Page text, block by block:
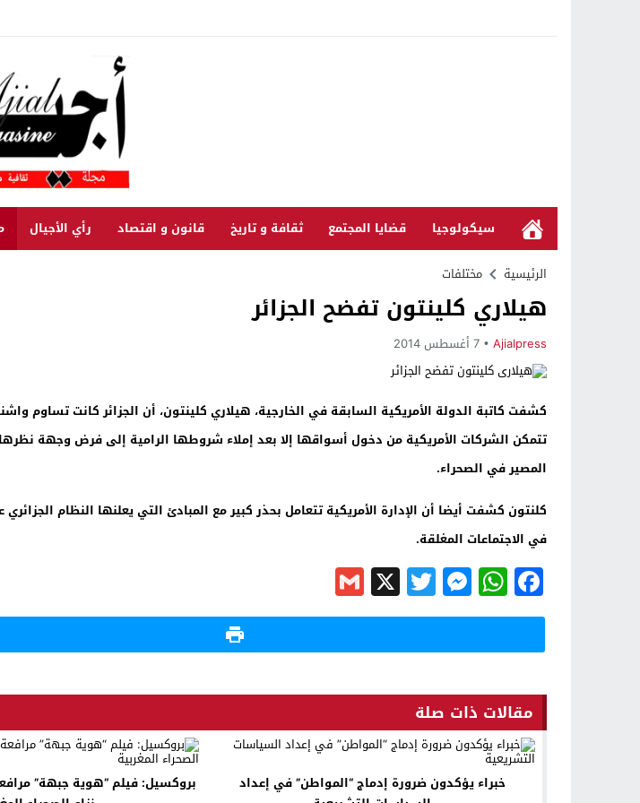
سيكولوجيا قضايا المجتمع ثقافة و تاريخ قانون و اقتصاد رأي الأجيال
الرئيسية مختلفات
هيلاري كلينتون تفضح الجزائر
Ajialpress 7 أغسطس 2014
كشفت كاتبة الدولة الأمريكية السابقة في الخارجية، هيلاري كلينتون، أن الجزائر كانت
تتمكن الشركات الأمريكية من دخول أسواقها إلا بعد إملاء شروطها الرامية إلى فرض وجهة
المصير في الصحراء.
كلنتون كشفت أيضا أن الإدارة الأمريكية تتعامل بحذر كبير مع المبادئ التي يعلنها النظام
في الاجتماعات المغلقة.
Facebook
WhatsApp
Messenger
Twitter
X
Gmail
مقالات ذات صلة
خبراء يؤكدون ضرورة إدماج “المواطن” في إعداد
بروكسيل: فيلم “هوية جبهة”